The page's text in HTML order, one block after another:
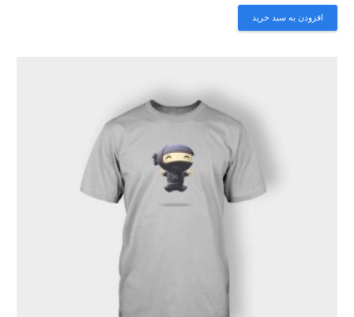
افزودن به سبد خرید